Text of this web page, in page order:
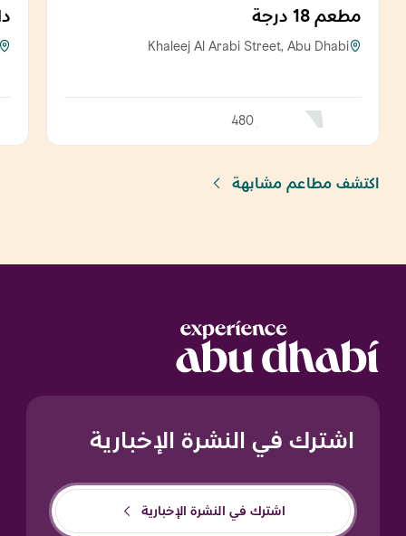
مطعم 18 درجة
Khaleej Al Arabi Street, Abu Dhabi
480
اكتشف مطاعم مشابهة
اشترك في النشرة الإخبارية
اشترك في النشرة الإخبارية